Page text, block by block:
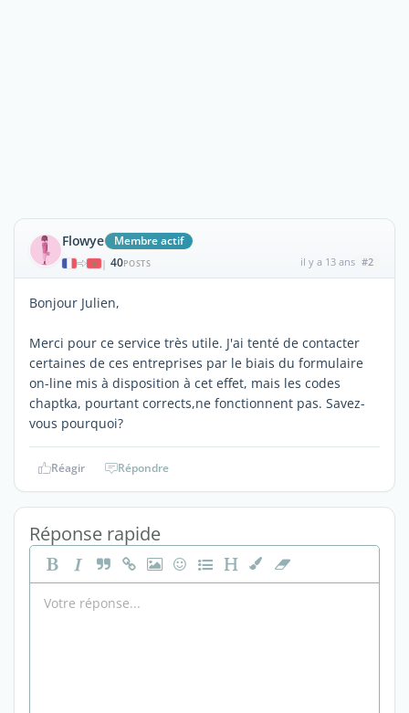
Flowye Membre actif
| 40POSTS il y a 13 ans #2
Bonjour Julien,
Merci pour ce service très utile. J'ai tenté de contacter
certaines de ces entreprises par le biais du formulaire
on-line mis à disposition à cet effet, mais les codes
chaptka, pourtant corrects,ne fonctionnent pas. Savez-
vous pourquoi?
Réagir Répondre
Réponse rapide